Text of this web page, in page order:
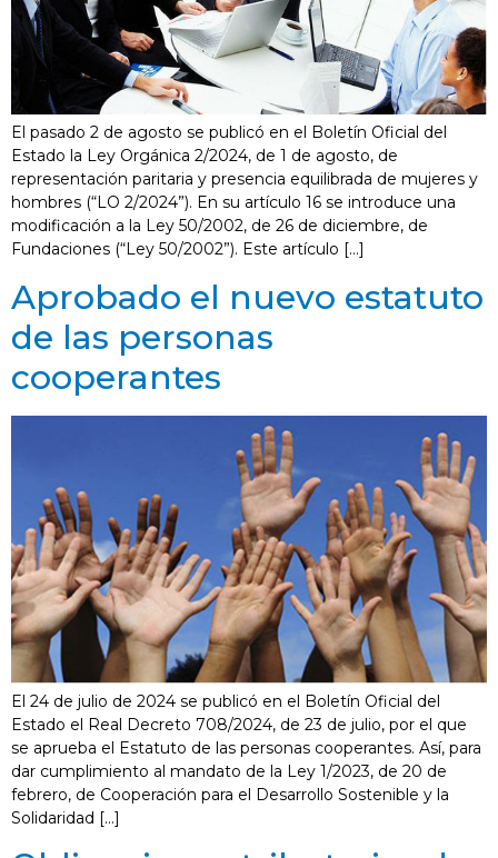
El pasado 2 de agosto se publicó en el Boletín Oficial del
Estado la Ley Orgánica 2/2024, de 1 de agosto, de
representación paritaria y presencia equilibrada de mujeres y
hombres (“LO 2/2024”). En su artículo 16 se introduce una
modificación a la Ley 50/2002, de 26 de diciembre, de
Fundaciones (“Ley 50/2002”). Este artículo […]
Aprobado el nuevo estatuto
de las personas
cooperantes
El 24 de julio de 2024 se publicó en el Boletín Oficial del
Estado el Real Decreto 708/2024, de 23 de julio, por el que
se aprueba el Estatuto de las personas cooperantes. Así, para
dar cumplimiento al mandato de la Ley 1/2023, de 20 de
febrero, de Cooperación para el Desarrollo Sostenible y la
Solidaridad […]